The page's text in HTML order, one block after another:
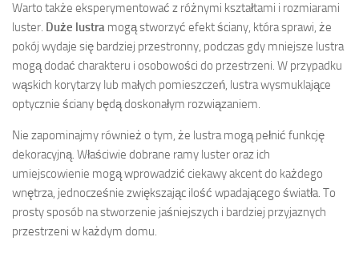
Warto także eksperymentować z różnymi kształtami i rozmiarami
luster. Duże lustra mogą stworzyć efekt ściany, która sprawi, że
pokój wydaje się bardziej przestronny, podczas gdy mniejsze lustra
mogą dodać charakteru i osobowości do przestrzeni. W przypadku
wąskich korytarzy lub małych pomieszczeń, lustra wysmuklające
optycznie ściany będą doskonałym rozwiązaniem.
Nie zapominajmy również o tym, że lustra mogą pełnić funkcję
dekoracyjną. Właściwie dobrane ramy luster oraz ich
umiejscowienie mogą wprowadzić ciekawy akcent do każdego
wnętrza, jednocześnie zwiększając ilość wpadającego światła. To
prosty sposób na stworzenie jaśniejszych i bardziej przyjaznych
przestrzeni w każdym domu.